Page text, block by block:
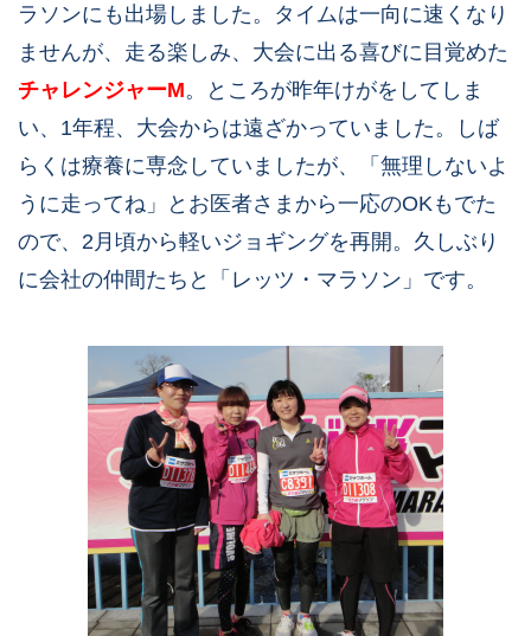
ラソンにも出場しました。タイムは一向に速くなり
ませんが、走る楽しみ、大会に出る喜びに目覚めた
チャレンジャーM。ところが昨年けがをしてしま
い、1年程、大会からは遠ざかっていました。しば
らくは療養に専念していましたが、「無理しないよ
うに走ってね」とお医者さまから一応のOKもでた
ので、2月頃から軽いジョギングを再開。久しぶり
に会社の仲間たちと「レッツ・マラソン」です。